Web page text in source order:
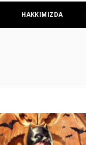
HAKKIMIZDA